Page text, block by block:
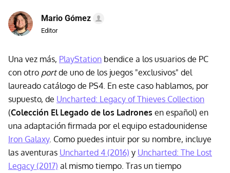
Mario Gómez
Editor
Una vez más, PlayStation bendice a los usuarios de PC
con otro portde uno de los juegos "exclusivos" del
laureado catálogo de PS4. En este caso hablamos, por
supuesto, de Uncharted: Legacy of Thieves Collection
(Colección El Legado de los Ladrones en español) en
una adaptación firmada por el equipo estadounidense
Iron Galaxy. Como puedes intuir por su nombre, incluye
las aventuras Uncharted 4 (2016) y Uncharted: The Lost
Legacy (2017) al mismo tiempo. Tras un tiempo